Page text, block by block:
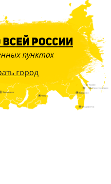
всей России
пунктах
город